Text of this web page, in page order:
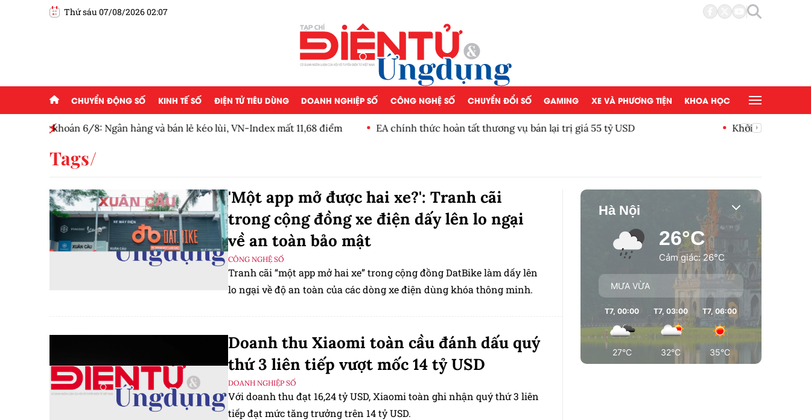
Thứ sáu 07/08/2026 02:07
CHUYỂN ĐỘNG SỐ KINH TẾ SỐ ĐIỆN TỬ TIÊU DÙNG DOANH NGHIỆP SỐ CÔNG NGHỆ SỐ CHUYỂN ĐỔI SỐ GAMING XE VÀ PHƯƠNG TIỆN KHOA HỌC
kéo lùi, VN-Index mất 11,68 điểm EA chính thức hoàn tất thương vụ bán lại trị giá 55 tỷ USD
Khởi động xét chọn Doanh nghiệp đạt chuẩn văn hóa
Tags
'Một app mở được hai xe?': Tranh cãi
trong cộng đồng xe điện dấy lên lo ngại
về an toàn bảo mật
CÔNG NGHỆ SỐ
Tranh cãi “một app mở hai xe” trong cộng đồng DatBike làm dấy lên
lo ngại về độ an toàn của các dòng xe điện dùng khóa thông minh.
Doanh thu Xiaomi toàn cầu đánh dấu quý
thứ 3 liên tiếp vượt mốc 14 tỷ USD​​​​​​​
DOANH NGHIỆP SỐ
Với doanh thu đạt 16,24 tỷ USD, Xiaomi toàn ghi nhận quý thứ 3 liên
tiếp đạt mức tăng trưởng trên 14 tỷ USD.
Hà Nội
26°C
Cảm giác: 26°C
MƯA VỪA
T7, 00:00
27°C
T7, 03:00
32°C
T7, 06:00
35°C